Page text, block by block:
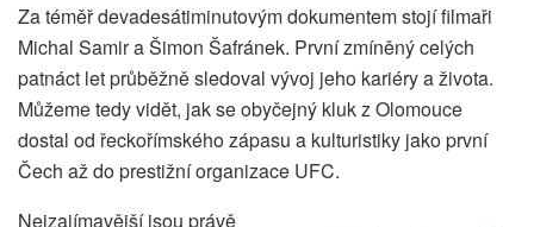
Za téměř devadesátiminutovým dokumentem stojí filmaři
Michal Samir a Šimon Šafránek. První zmíněný celých
patnáct let průběžně sledoval vývoj jeho kariéry a života.
Můžeme tedy vidět, jak se obyčejný kluk z Olomouce
dostal od řeckořímského zápasu a kulturistiky jako první
Čech až do prestižní organizace UFC.
Nejzajímavější jsou právě